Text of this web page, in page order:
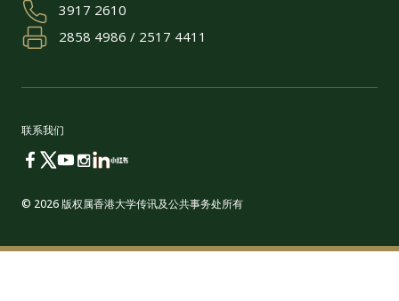
3917 2610
2858 4986 / 2517 4411
© 2026 版权属香港大学传讯及公共事务处所有
联系我们